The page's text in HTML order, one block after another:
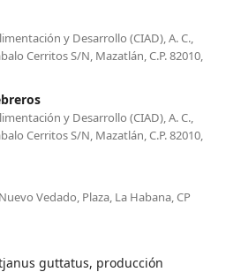
y Desarrollo (CIAD), A. C.,
Cerritos S/N, Mazatlán, C.P. 82010,
y Desarrollo (CIAD), A. C.,
Cerritos S/N, Mazatlán, C.P. 82010,
Vedado, Plaza, La Habana, CP
guttatus, producción